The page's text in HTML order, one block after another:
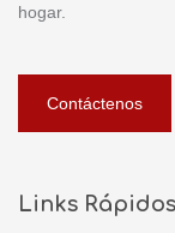
hogar.
Contáctenos
Links Rápidos